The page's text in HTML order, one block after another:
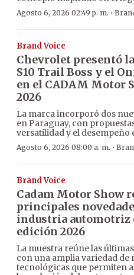
Agosto 6, 2026 02:49 p. m. ·
Brand Voice
Chevrolet presentó
S10 Trail Boss y el
en el CADAM Motor
2026
La marca incorporó dos
en Paraguay, con
versatilidad y el
Agosto 6, 2026 08:00 a. m. ·
Brand Voice
Cadam Motor Show
principales
industria automotriz
edición 2026
La muestra reúne las
con una amplia variedad de
tecnológicas que permiten